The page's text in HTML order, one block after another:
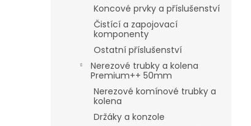
Koncové prvky a příslušenství
Čistící a zapojovací
komponenty
Ostatní příslušenství
Nerezové trubky a kolena
Premium++ 50mm
Nerezové komínové trubky a
kolena
Držáky a konzole